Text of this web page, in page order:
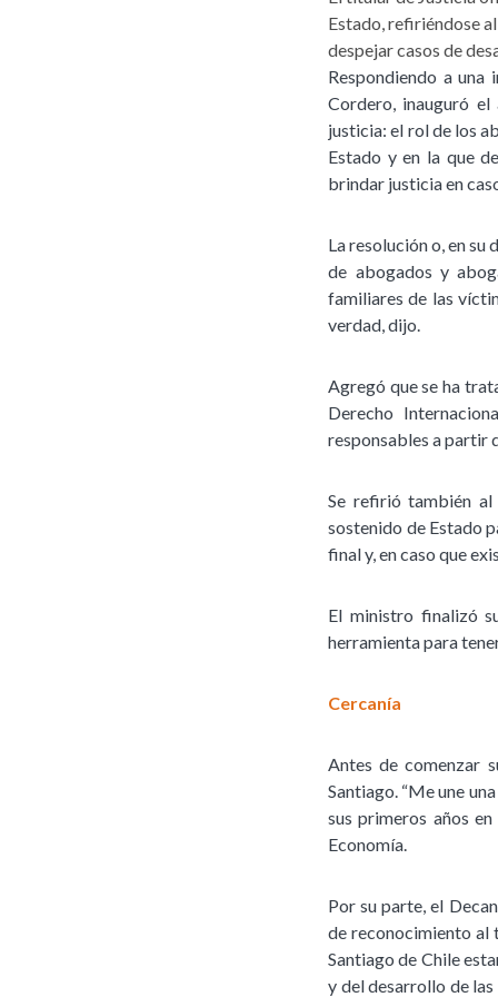
Estado, refiriéndose
despejar casos de
Respondiendo a
Cordero, inauguró
justicia: el rol de los
Estado y en la que
brindar justicia en
La resolución o, en su
de abogados y
familiares de las
verdad, dijo.
Agregó que se ha
Derecho
responsables a partir
Se refirió también al
sostenido de Estado
final y, en caso que
El ministro finalizó
herramienta para
Cercanía
Antes de comenzar
Santiago. “Me une
sus primeros años
Economía.
Por su parte, el
de reconocimiento al
Santiago de Chile
y del desarrollo de